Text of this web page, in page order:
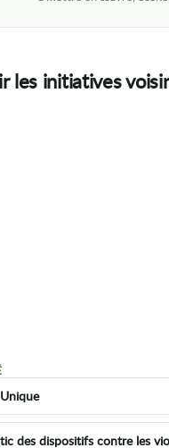
les initiatives
des dispositifs contre les